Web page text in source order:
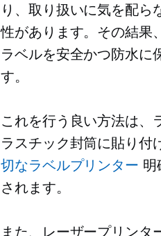
り、取り扱いに気を配ら
性があります。その結果
ラベルを安全かつ防水に
す。
これを行う良い方法は、
ラスチック封筒に貼り付
切なラベルプリンター 明
されます。
また、レーザープリンタ